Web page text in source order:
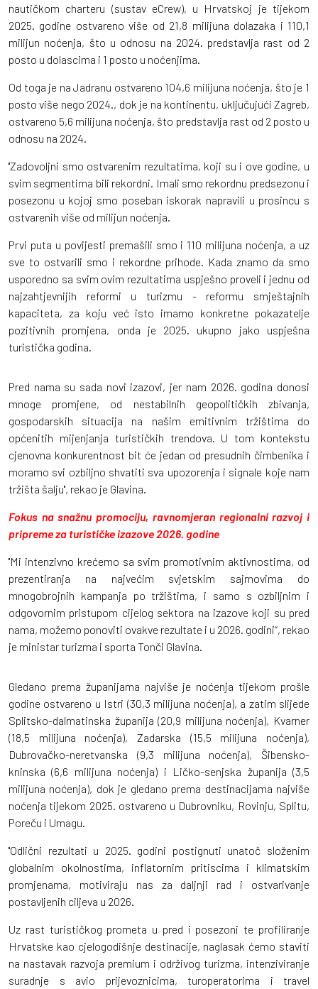
nautičkom charteru (sustav eCrew), u Hrvatskoj je tijekom
2025. godine ostvareno više od 21,8 milijuna dolazaka i 110,1
milijun noćenja, što u odnosu na 2024. predstavlja rast od 2
posto u dolascima i 1 posto u noćenjima.
Od toga je na Jadranu ostvareno 104,6 milijuna noćenja, što je 1
posto više nego 2024., dok je na kontinentu, uključujući Zagreb,
ostvareno 5,6 milijuna noćenja, što predstavlja rast od 2 posto u
odnosu na 2024.
''Zadovoljni smo ostvarenim rezultatima, koji su i ove godine, u
svim segmentima bili rekordni. Imali smo rekordnu predsezonu i
posezonu u kojoj smo poseban iskorak napravili u prosincu s
ostvarenih više od milijun noćenja.
Prvi puta u povijesti premašili smo i 110 milijuna noćenja, a uz
sve to ostvarili smo i rekordne prihode. Kada znamo da smo
usporedno sa svim ovim rezultatima uspješno proveli i jednu od
najzahtjevnijih reformi u turizmu - reformu smještajnih
kapaciteta, za koju već isto imamo konkretne pokazatelje
pozitivnih promjena, onda je 2025. ukupno jako uspješna
turistička godina.
Pred nama su sada novi izazovi, jer nam 2026. godina donosi
mnoge promjene, od nestabilnih geopolitičkih zbivanja,
gospodarskih situacija na našim emitivnim tržištima do
općenitih mijenjanja turističkih trendova. U tom kontekstu
cjenovna konkurentnost bit će jedan od presudnih čimbenika i
moramo svi ozbiljno shvatiti sva upozorenja i signale koje nam
tržišta šalju'', rekao je Glavina.
Fokus na snažnu promociju, ravnomjeran regionalni razvoj i
pripreme za turističke izazove 2026. godine
''Mi intenzivno krećemo sa svim promotivnim aktivnostima, od
prezentiranja na najvećim svjetskim sajmovima do
mnogobrojnih kampanja po tržištima, i samo s ozbiljnim i
odgovornim pristupom cijelog sektora na izazove koji su pred
nama, možemo ponoviti ovakve rezultate i u 2026. godini“, rekao
je ministar turizma i sporta Tonči Glavina.
Gledano prema županijama najviše je noćenja tijekom prošle
godine ostvareno u Istri (30,3 milijuna noćenja), a zatim slijede
Splitsko-dalmatinska županija (20,9 milijuna noćenja), Kvarner
(18,5 milijuna noćenja), Zadarska (15,5 milijuna noćenja),
Dubrovačko-neretvanska (9,3 milijuna noćenja), Šibensko-
kninska (6,6 milijuna noćenja) i Ličko-senjska županija (3,5
milijuna noćenja), dok je gledano prema destinacijama najviše
noćenja tijekom 2025. ostvareno u Dubrovniku, Rovinju, Splitu,
Poreču i Umagu.
''Odlični rezultati u 2025. godini postignuti unatoč složenim
globalnim okolnostima, inflatornim pritiscima i klimatskim
promjenama, motiviraju nas za daljnji rad i ostvarivanje
postavljenih ciljeva u 2026.
Uz rast turističkog prometa u pred i posezoni te profiliranje
Hrvatske kao cjelogodišnje destinacije, naglasak ćemo staviti
na nastavak razvoja premium i održivog turizma, intenziviranje
suradnje s avio prijevoznicima, turoperatorima i travel